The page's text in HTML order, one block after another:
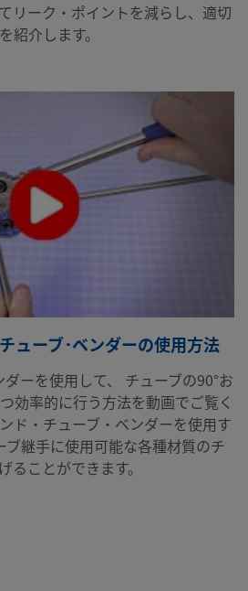
リーク・ポイントを減らし、適切
紹介します。
ューブ･ベンダーの使用方法
ーを使用して、 チューブの90°お
効率的に行う方法を動画でご覧く
ド・チューブ・ベンダーを使用す
継手に使用可能な各種材質のチ
ることができます。